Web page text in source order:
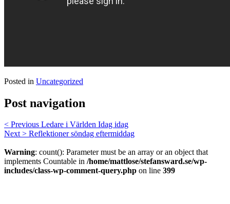
Posted in Uncategorized
Post navigation
< Previous Ledare i Världen Idag idag
Next > Reflektioner söndag eftermiddag
Warning: count(): Parameter must be an array or an object that
implements Countable in /home/mattlose/stefansward.se/wp-
includes/class-wp-comment-query.php on line 399